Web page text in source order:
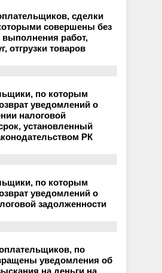
сделки
совершены без
выполнения работ,
отгрузки товаров
по которым
уведомлений о
налоговой
установленный
РК
по которым
уведомлений о
задолженности
по
уведомления об
на деньги на